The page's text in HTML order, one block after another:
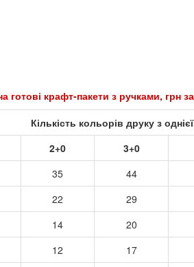
готові крафт-пакети з ручками, грн
Кількість кольорів друку з
2+0 3+0
35 44
22 29
14 20
12 17